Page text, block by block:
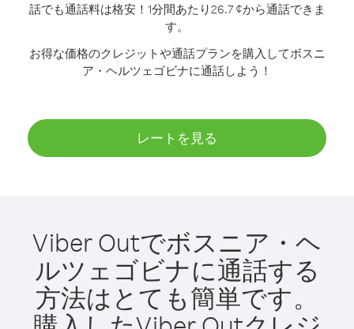
話でも通話料は格安！1分間あたり26.7 ¢から通話できま
す。
お得な価格のクレジットや通話プランを購入してボスニ
ア・ヘルツェゴビナに通話しよう！
レートを見る
Viber Outでボスニア・ヘ
ルツェゴビナに通話する
方法はとても簡単です。